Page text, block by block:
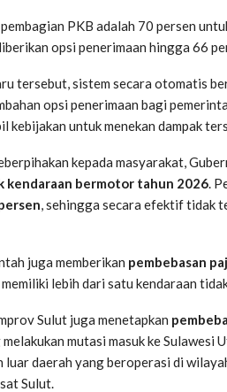
pembagian PKB adalah 70 persen
opsi penerimaan hingga 66
tersebut, sistem secara otomatis
opsi penerimaan bagi
kebijakan untuk menekan dampak
kepada masyarakat,
kendaraan bermotor tahun 2026.
, sehingga secara efektif tidak
juga memberikan pembebasan
lebih dari satu kendaraan
Sulut juga menetapkan
mutasi masuk ke Sulawesi
luar daerah yang beroperasi di
Sulut.